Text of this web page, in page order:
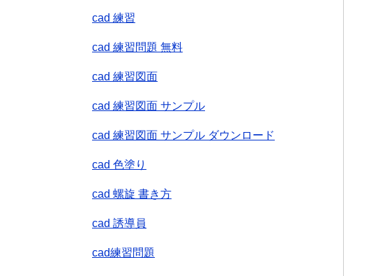
cad 練習
cad 練習問題 無料
cad 練習図面
cad 練習図面 サンプル
cad 練習図面 サンプル ダウンロード
cad 色塗り
cad 螺旋 書き方
cad 誘導員
cad練習問題